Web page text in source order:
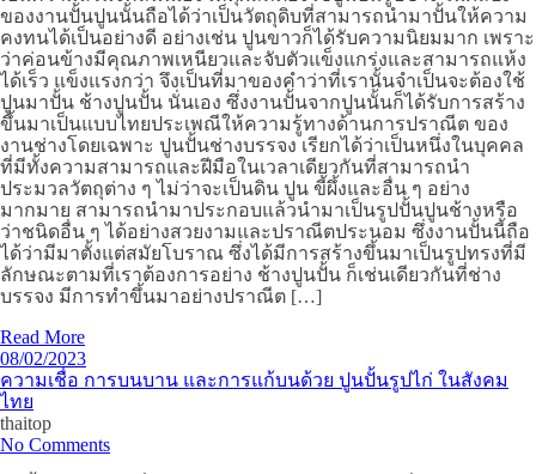
ของงานปั้นปูนนั้นถือได้ว่าเป็นวัตถุดิบที่สามารถนำมาปั้นให้ความ
คงทนได้เป็นอย่างดี อย่างเช่น ปูนขาวก็ได้รับความนิยมมาก เพราะ
ว่าค่อนข้างมีคุณภาพเหนียวและจับตัวแข็งแกร่งและสามารถแห้ง
ได้เร็ว แข็งแรงกว่า จึงเป็นที่มาของคำว่าที่เรานั้นจำเป็นจะต้องใช้
ปูนมาปั้น ช้างปูนปั้น นั่นเอง ซึ่งงานปั้นจากปูนนั้นก็ได้รับการสร้าง
ขึ้นมาเป็นแบบไทยประเพณีให้ความรู้ทางด้านการปราณีต ของ
งานช่างโดยเฉพาะ ปูนปั้นช่างบรรจง เรียกได้ว่าเป็นหนึ่งในบุคคล
ที่มีทั้งความสามารถและฝีมือในเวลาเดียวกันที่สามารถนำ
ประมวลวัตถุต่าง ๆ ไม่ว่าจะเป็นดิน ปูน ขี้ผึ้งและอื่น ๆ อย่าง
มากมาย สามารถนำมาประกอบแล้วนำมาเป็นรูปปั้นปูนช้างหรือ
ว่าชนิดอื่น ๆ ได้อย่างสวยงามและปราณีตประนอม ซึ่งงานปั้นนี้ถือ
ได้ว่ามีมาตั้งแต่สมัยโบราณ ซึ่งได้มีการสร้างขึ้นมาเป็นรูปทรงที่มี
ลักษณะตามที่เราต้องการอย่าง ช้างปูนปั้น ก็เช่นเดียวกันที่ช่าง
บรรจง มีการทำขึ้นมาอย่างปราณีต […]
Read More
08/02/2023
ความเชื่อ การบนบาน และการแก้บนด้วย ปูนปั้นรูปไก่ ในสังคม
ไทย
thaitop
No Comments